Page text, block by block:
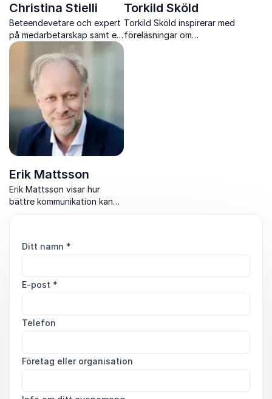
Christina Stielli
Beteendevetare och expert
på medarbetarskap samt en
av Sveriges mest
uppskattade föreläsare.
Torkild Sköld
Torkild Sköld inspirerar med
föreläsningar om
Erik Mattsson
Erik Mattsson visar hur
bättre kommunikation kan
fungerar direkt i vardagen
Ditt namn *
E-post *
Telefon
Företag eller organisation